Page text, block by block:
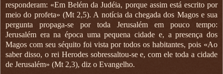
responderam: «Em Belém da Judéia, porque assim está escrito por
meio do profeta» (Mt 2,5). A notícia da chegada dos Magos e sua
pergunta propaga-se por toda Jerusalém em pouco tempo:
Jerusalém era na época uma pequena cidade e, a presença dos
Magos com seu séquito foi vista por todos os habitantes, pois «Ao
saber disso, o rei Herodes sobressaltou-se e, com ele toda a cidade
de Jerusalém» (Mt 2,3), diz o Evangelho.